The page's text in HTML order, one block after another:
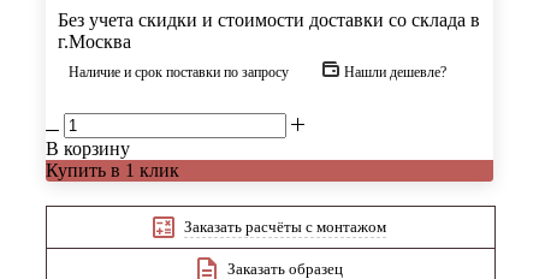
Без учета скидки и стоимости доставки со склада в
г.Москва
Наличие и срок поставки по запросу Нашли дешевле?
В корзину
Купить в 1 клик
Заказать расчёты с монтажом
Заказать образец